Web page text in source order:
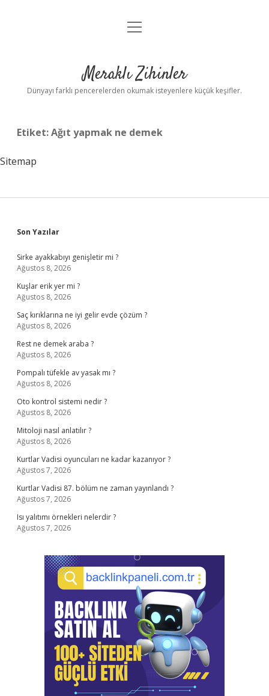
Anasayfa
Yasal Uyarı
menüyü
Meraklı Zihinler
Dünyayı farklı pencerelerden okumak isteyenlere küçük keşifler.
Etiket:Ağıt yapmak ne demek
Sitemap
Sidebar
Son Yazılar
Sirke ayakkabıyı genişletir mi ?
Ağustos 8, 2026
Kuşlar erik yer mi ?
Ağustos 8, 2026
Saç kırıklarına ne iyi gelir evde çözüm ?
Ağustos 8, 2026
Rest ne demek araba ?
Ağustos 8, 2026
Pompalı tüfekle av yasak mı ?
Ağustos 8, 2026
Oto kontrol sistemi nedir ?
Ağustos 8, 2026
Mitoloji nasıl anlatılır ?
Ağustos 8, 2026
Kurtlar Vadisi oyuncuları ne kadar kazanıyor ?
Ağustos 7, 2026
Kurtlar Vadisi 87. bölüm ne zaman yayınlandı ?
Ağustos 7, 2026
Isı yalıtımı örnekleri nelerdir ?
Ağustos 7, 2026